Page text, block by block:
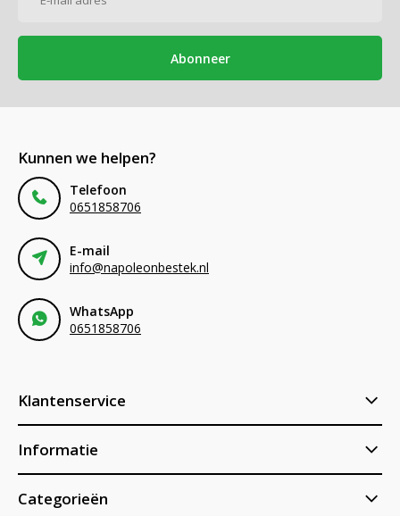
Abonneer
Kunnen we helpen?
Telefoon
0651858706
E-mail
info@napoleonbestek.nl
WhatsApp
0651858706
Klantenservice
Informatie
Categorieën